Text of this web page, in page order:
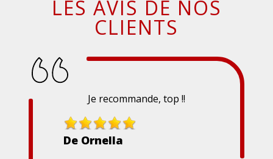
LES AVIS DE NOS
CLIENTS
Je recommande, top !!
De Ornella